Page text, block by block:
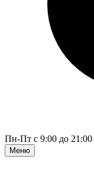
Пн-Пт с 9:00 до 21:00
Меню